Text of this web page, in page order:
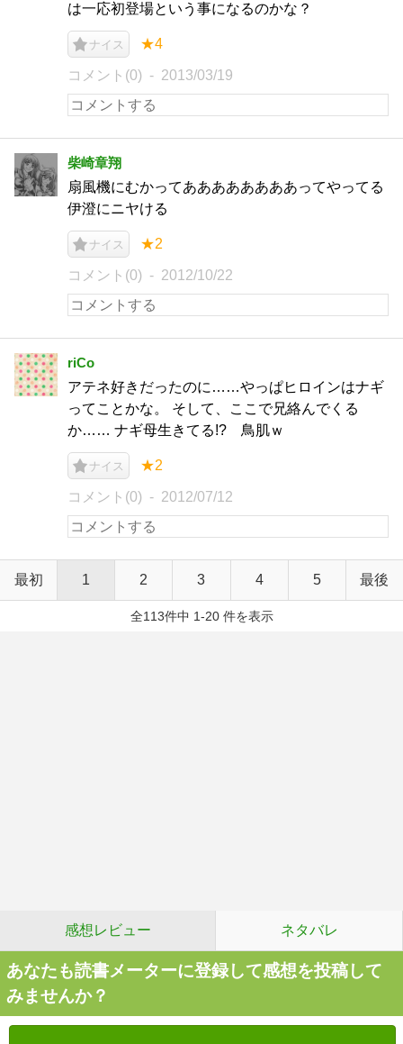
は一応初登場という事になるのかな？
ナイス ★4
コメント(0) 2013/03/19
柴崎章翔
扇風機にむかってああああああああってやってる
伊澄にニヤける
ナイス ★2
コメント(0) 2012/10/22
riCo
アテネ好きだったのに……やっぱヒロインはナギ
ってことかな。 そして、ここで兄絡んでくる
か…… ナギ母生きてる!? 鳥肌ｗ
ナイス ★2
コメント(0) 2012/07/12
最初 1 2 3 4 5 最後
全113件中 1-20 件を表示
感想レビュー ネタバレ
あなたも読書メーターに登録して感想を投稿して
みませんか？